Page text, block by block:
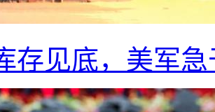
存见底，美军